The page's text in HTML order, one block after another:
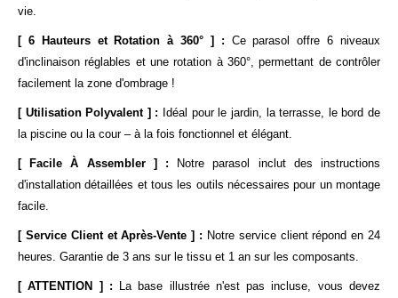
vie.
[ 6 Hauteurs et Rotation à 360° ] : Ce parasol offre 6 niveaux
d'inclinaison réglables et une rotation à 360°, permettant de contrôler
facilement la zone d'ombrage !
[ Utilisation Polyvalent ] : Idéal pour le jardin, la terrasse, le bord de
la piscine ou la cour – à la fois fonctionnel et élégant.
[ Facile À Assembler ] : Notre parasol inclut des instructions
d'installation détaillées et tous les outils nécessaires pour un montage
facile.
[ Service Client et Après-Vente ] : Notre service client répond en 24
heures. Garantie de 3 ans sur le tissu et 1 an sur les composants.
[ ATTENTION ] : La base illustrée n'est pas incluse, vous devez